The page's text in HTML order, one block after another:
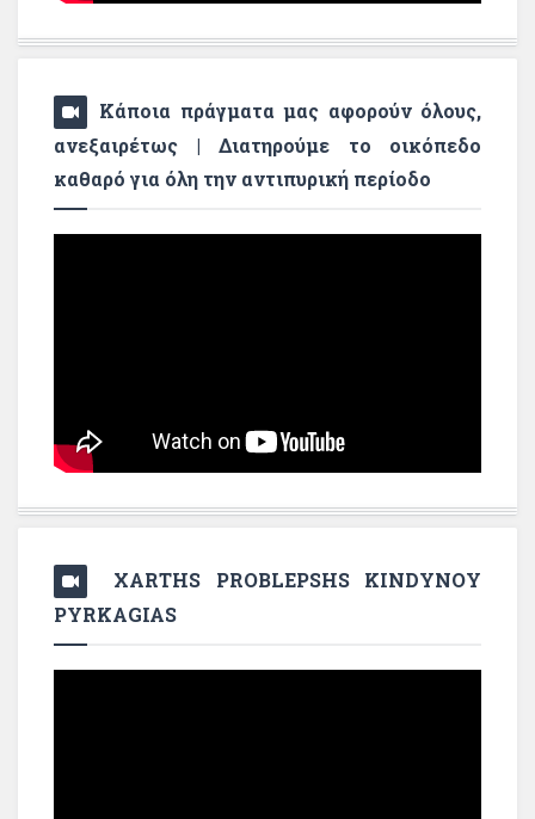
Κάποια πράγματα μας αφορούν όλους,
ανεξαιρέτως | Διατηρούμε το οικόπεδο
καθαρό για όλη την αντιπυρική περίοδο
XARTHS PROBLEPSHS KINDYNOY
PYRKAGIAS